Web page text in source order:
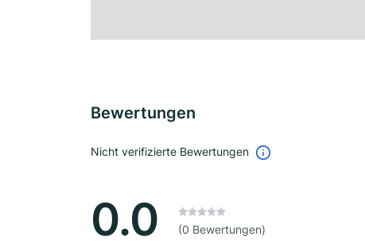
Bewertungen
Nicht verifizierte Bewertungen
0.0 (0 Bewertungen)